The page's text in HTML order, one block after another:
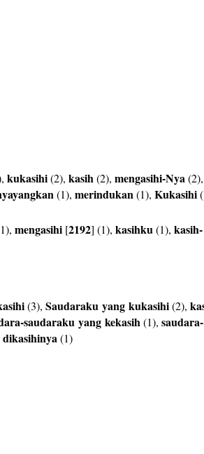
kukasihi(2), kasih(2), mengasihi-Nya(2),
(1), merindukan(1), Kukasihi
mengasihi [2192] (1), kasihku(1), kasih-
(3), Saudaraku yang kukasihi(2),
saudaraku yang kekasih(1), saudara-
dikasihinya(1)